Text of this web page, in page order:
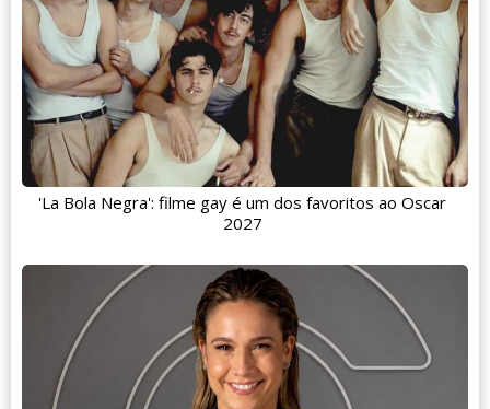
'La Bola Negra': filme gay é um dos favoritos ao Oscar
2027